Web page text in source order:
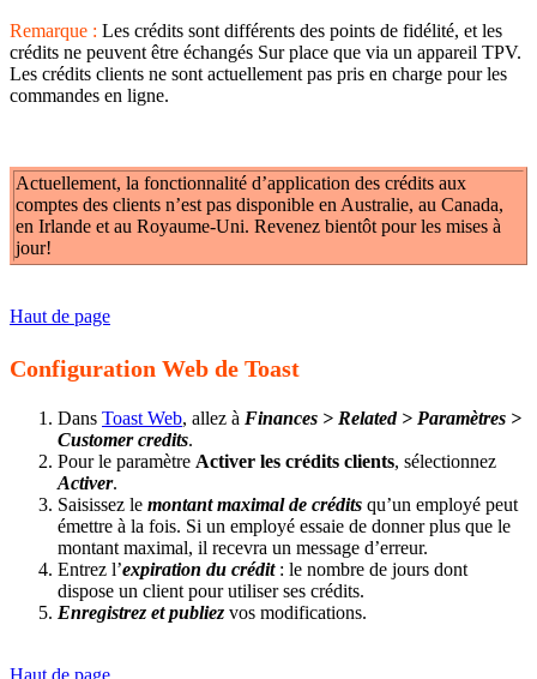
Remarque : Les crédits sont différents des points de fidélité, et les
crédits ne peuvent être échangés Sur place que via un appareil TPV.
Les crédits clients ne sont actuellement pas pris en charge pour les
commandes en ligne.
Actuellement, la fonctionnalité d’application des crédits aux
comptes des clients n’est pas disponible en Australie, au Canada,
en Irlande et au Royaume-Uni. Revenez bientôt pour les mises à
jour!
Haut de page
Configuration Web de Toast
Dans Toast Web, allez à Finances > Related > Paramètres >
Customer credits.
Pour le paramètre Activer les crédits clients, sélectionnez
Activer.
Saisissez le montant maximal de crédits qu’un employé peut
émettre à la fois. Si un employé essaie de donner plus que le
montant maximal, il recevra un message d’erreur.
Entrez l’expiration du crédit: le nombre de jours dont
dispose un client pour utiliser ses crédits.
Enregistrez et publiez vos modifications.
Haut de page